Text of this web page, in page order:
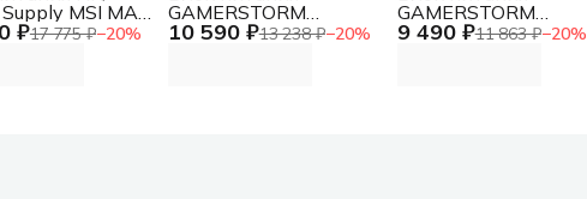
₽17 775 ₽−20%
MSI MAG
PCIE5,
10 590 ₽13 238 ₽−20%
GAMERSTORM
PN850M Gen.5, 850Вт,
9 490 ₽11 863 ₽−20%
GAMERSTORM
PN750M (ATX 3.1,